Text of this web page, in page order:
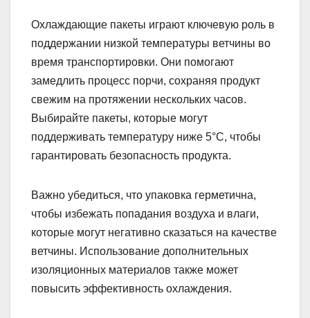
Охлаждающие пакеты играют ключевую роль в
поддержании низкой температуры ветчины во
время транспортировки. Они помогают
замедлить процесс порчи, сохраняя продукт
свежим на протяжении нескольких часов.
Выбирайте пакеты, которые могут
поддерживать температуру ниже 5°C, чтобы
гарантировать безопасность продукта.
Важно убедиться, что упаковка герметична,
чтобы избежать попадания воздуха и влаги,
которые могут негативно сказаться на качестве
ветчины. Использование дополнительных
изоляционных материалов также может
повысить эффективность охлаждения.